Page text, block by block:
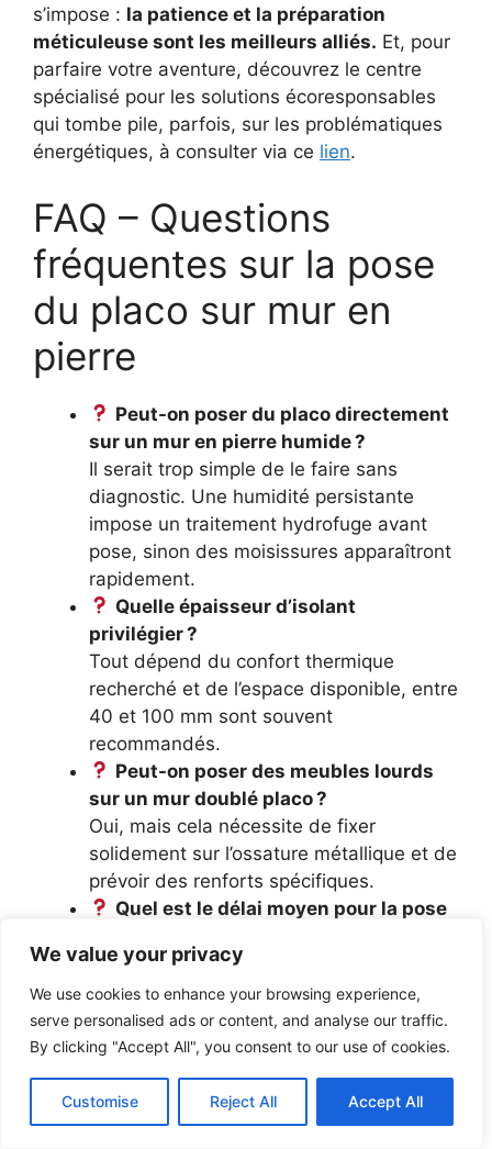
We value your privacy
We use cookies to enhance your browsing experience,
serve personalised ads or content, and analyse our traffic.
By clicking "Accept All", you consent to our use of cookies.
Customise Reject All Accept All
s’impose : la patience et la préparation
méticuleuse sont les meilleurs alliés. Et, pour
parfaire votre aventure, découvrez le centre
spécialisé pour les solutions écoresponsables
qui tombe pile, parfois, sur les problématiques
énergétiques, à consulter via ce lien.
FAQ – Questions
fréquentes sur la pose
du placo sur mur en
pierre
Peut-on poser du placo directement
sur un mur en pierre humide ?
Il serait trop simple de le faire sans
diagnostic. Une humidité persistante
impose un traitement hydrofuge avant
pose, sinon des moisissures apparaîtront
rapidement.
Quelle épaisseur d’isolant
privilégier ?
Tout dépend du confort thermique
recherché et de l’espace disponible, entre
40 et 100 mm sont souvent
recommandés.
Peut-on poser des meubles lourds
sur un mur doublé placo ?
Oui, mais cela nécessite de fixer
solidement sur l’ossature métallique et de
prévoir des renforts spécifiques.
Quel est le délai moyen pour la pose
Selon la surface et la complexité,
comptez entre 3 et 7 jours pour une
installation soignée, y compris la
préparation et la finition des joints.
Existe-t-il des alternatives
écologiques au placo classique ?
Oui, certaines plaques combinent